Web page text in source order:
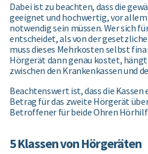
Dabei ist zu beachten, dass die
geeignet und hochwertig, vor
notwendig sein müssen. Wer sich
entscheidet, als von der
muss dieses Mehrkosten selbst
Hörgerät dann genau kostet,
zwischen den Krankenkassen und
Beachtenswert ist, dass die
Betrag für das zweite Hörgerät
Betroffener für beide Ohren
5 Klassen von Hörgeräten